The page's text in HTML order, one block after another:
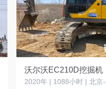
沃尔沃EC210D挖掘机
2020年 | 1088小时 | 北京